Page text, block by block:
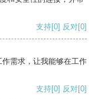
支持[0] 反对[0]
需求，让我能够在工作
支持[0] 反对[0]